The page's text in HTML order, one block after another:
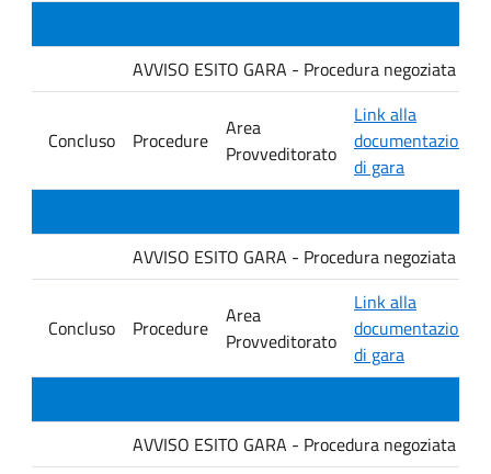
AVVISO ESITO GARA - Procedura negoziata
Concluso Procedure
Area
Provveditorato
Link alla
documentazione
di gara
AVVISO ESITO GARA - Procedura negoziata
Concluso Procedure
Area
Provveditorato
Link alla
documentazione
di gara
AVVISO ESITO GARA - Procedura negoziata